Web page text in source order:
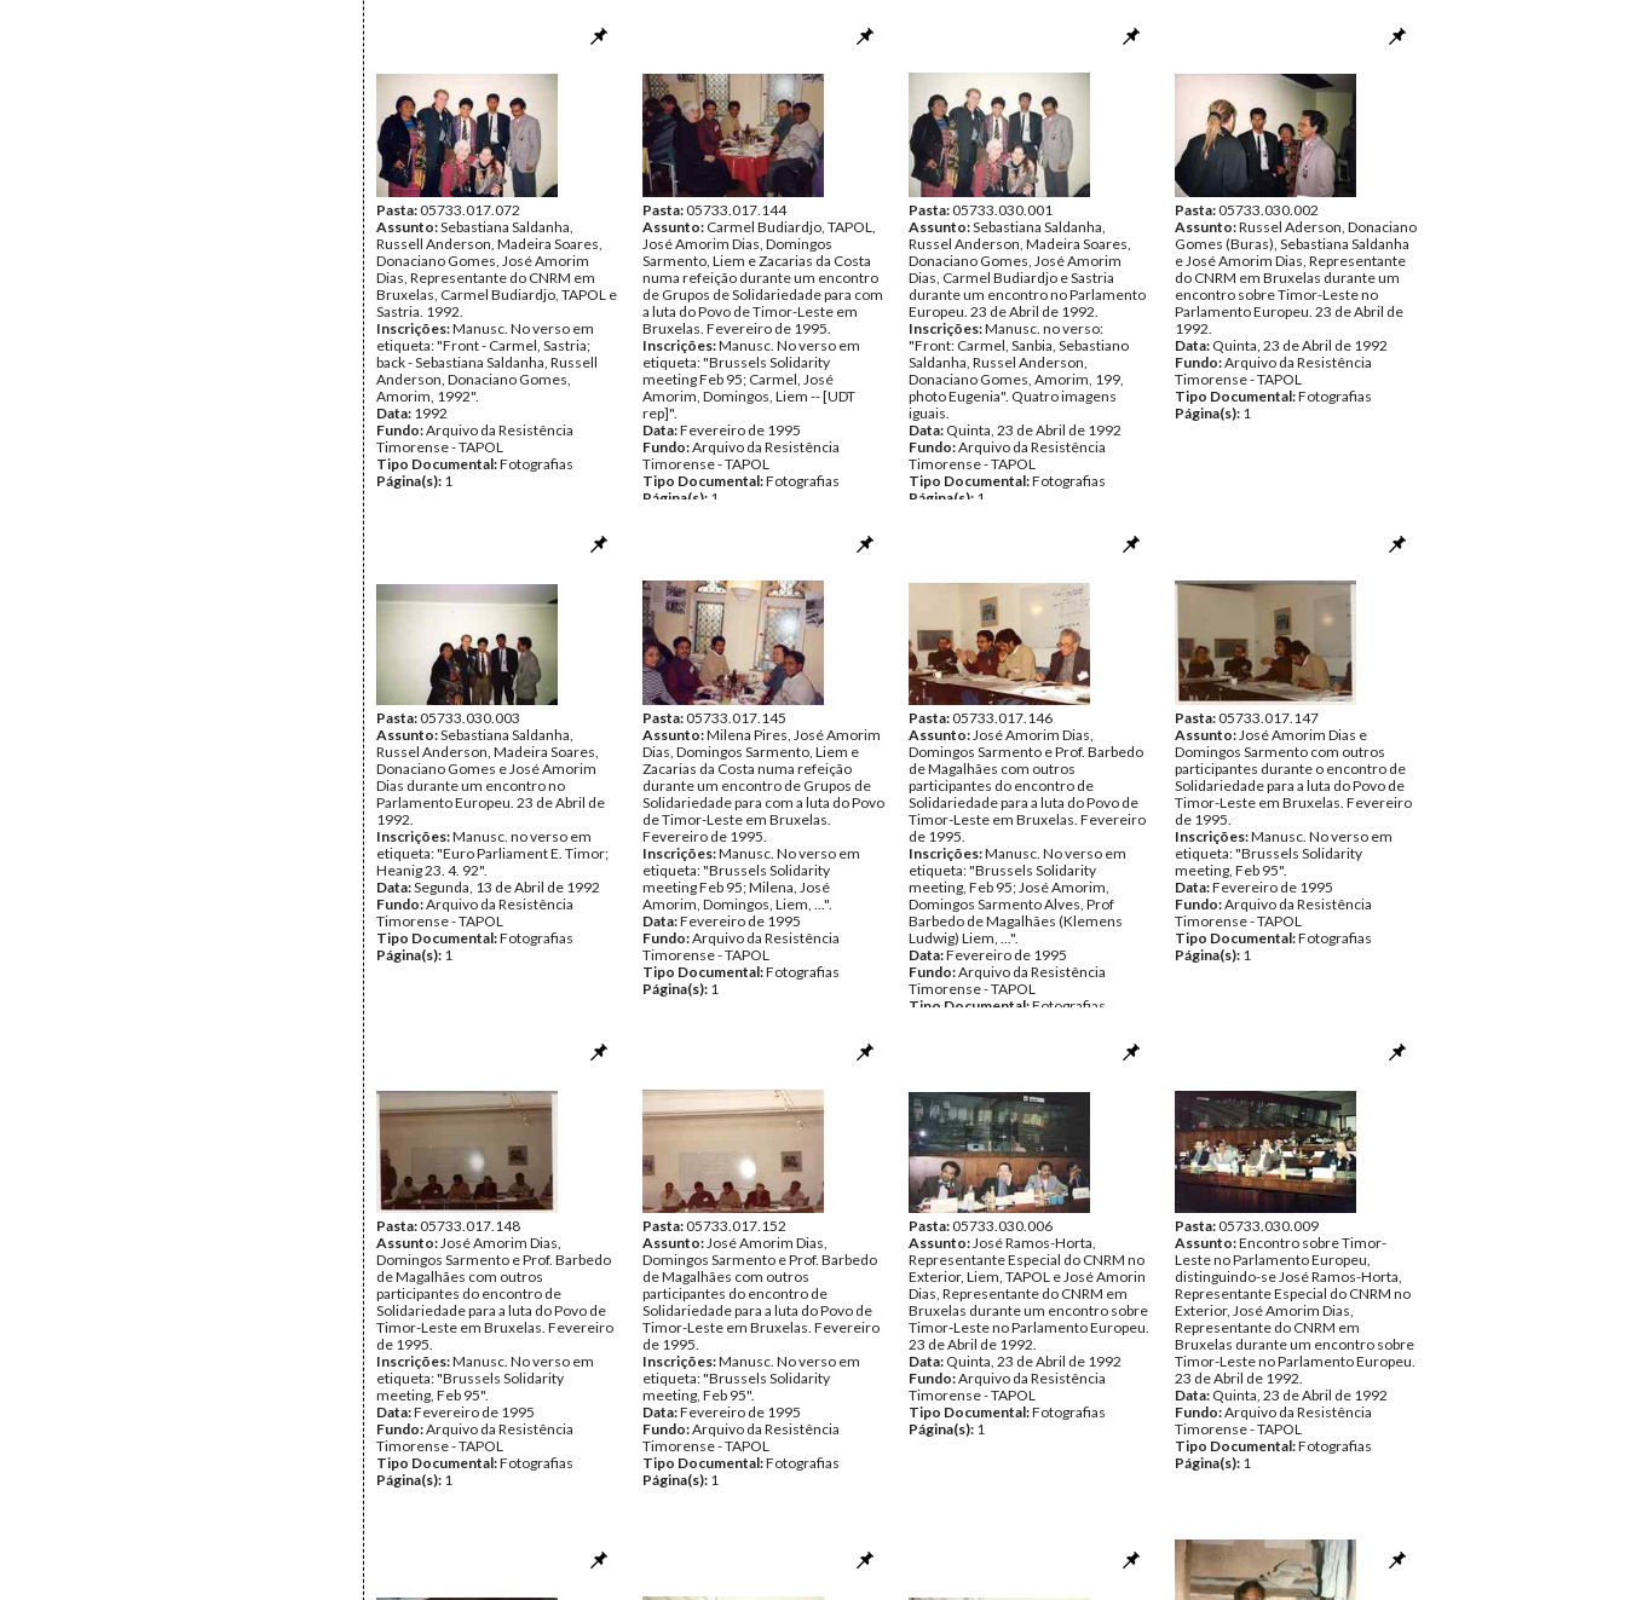
Timorense - TAPOL
Tipo Documental:Fotografias
Página(s):1
Tipo Documental:Fotografias
Página(s):1
Pasta:05733.017.072
Assunto:Sebastiana Saldanha,
Russell Anderson, Madeira Soares,
Donaciano Gomes, José Amorim
Dias, Representante do CNRM em
Bruxelas, Carmel Budiardjo, TAPOL e
Sastria. 1992.
Inscrições:Manusc. No verso em
etiqueta: "Front - Carmel, Sastria;
back - Sebastiana Saldanha, Russell
Anderson, Donaciano Gomes,
Amorim, 1992".
Data: 1992
Fundo:Arquivo da Resistência
Timorense - TAPOL
Tipo Documental:Fotografias
Página(s): 1
Pasta:05733.017.144
Assunto: Carmel Budiardjo, TAPOL,
José Amorim Dias, Domingos
Sarmento, Liem e Zacarias da Costa
numa refeição durante um encontro
de Grupos de Solidariedade para com
a luta do Povo de Timor-Leste em
Bruxelas. Fevereiro de 1995.
Inscrições:Manusc. No verso em
etiqueta: "Brussels Solidarity
meeting Feb 95; Carmel, José
Amorim, Domingos, Liem -- [UDT
rep]".
Data:Fevereiro de 1995
Fundo:Arquivo da Resistência
Timorense - TAPOL
Tipo Documental:Fotografias
Página(s): 1
Pasta:05733.030.001
Assunto:Sebastiana Saldanha,
Russel Anderson, Madeira Soares,
Donaciano Gomes, José Amorim
Dias, Carmel Budiardjo e Sastria
durante um encontro no Parlamento
Europeu. 23 de Abril de 1992.
Inscrições:Manusc. no verso:
"Front: Carmel, Sanbia, Sebastiano
Saldanha, Russel Anderson,
Donaciano Gomes, Amorim, 199,
photo Eugenia". Quatro imagens
iguais.
Data: Quinta, 23 de Abril de 1992
Fundo:Arquivo da Resistência
Timorense - TAPOL
Tipo Documental:Fotografias
Página(s): 1
Pasta:05733.030.002
Assunto:Russel Aderson, Donaciano
Gomes (Buras), Sebastiana Saldanha
e José Amorim Dias, Representante
do CNRM em Bruxelas durante um
encontro sobre Timor-Leste no
Parlamento Europeu. 23 de Abril de
1992.
Data: Quinta, 23 de Abril de 1992
Fundo:Arquivo da Resistência
Timorense - TAPOL
Tipo Documental:Fotografias
Página(s): 1
Pasta:05733.030.003
Assunto:Sebastiana Saldanha,
Russel Anderson, Madeira Soares,
Donaciano Gomes e José Amorim
Dias durante um encontro no
Parlamento Europeu. 23 de Abril de
1992.
Inscrições:Manusc. no verso em
etiqueta: "Euro Parliament E. Timor;
Heanig 23. 4. 92".
Data:Segunda, 13 de Abril de 1992
Fundo:Arquivo da Resistência
Timorense - TAPOL
Tipo Documental:Fotografias
Página(s): 1
Pasta:05733.017.145
Assunto:Milena Pires, José Amorim
Dias, Domingos Sarmento, Liem e
Zacarias da Costa numa refeição
durante um encontro de Grupos de
Solidariedade para com a luta do Povo
de Timor-Leste em Bruxelas.
Fevereiro de 1995.
Inscrições:Manusc. No verso em
etiqueta: "Brussels Solidarity
meeting Feb 95; Milena, José
Amorim, Domingos, Liem, ...".
Data:Fevereiro de 1995
Fundo:Arquivo da Resistência
Timorense - TAPOL
Tipo Documental:Fotografias
Página(s): 1
Pasta:05733.017.146
Assunto:José Amorim Dias,
Domingos Sarmento e Prof. Barbedo
de Magalhães com outros
participantes do encontro de
Solidariedade para a luta do Povo de
Timor-Leste em Bruxelas. Fevereiro
de 1995.
Inscrições:Manusc. No verso em
etiqueta: "Brussels Solidarity
meeting, Feb 95; José Amorim,
Domingos Sarmento Alves, Prof
Barbedo de Magalhães (Klemens
Ludwig) Liem, ...".
Data:Fevereiro de 1995
Fundo:Arquivo da Resistência
Timorense - TAPOL
Tipo Documental:Fotografias
Pasta:05733.017.147
Assunto:José Amorim Dias e
Domingos Sarmento com outros
participantes durante o encontro de
Solidariedade para a luta do Povo de
Timor-Leste em Bruxelas. Fevereiro
de 1995.
Inscrições:Manusc. No verso em
etiqueta: "Brussels Solidarity
meeting, Feb 95".
Data:Fevereiro de 1995
Fundo:Arquivo da Resistência
Timorense - TAPOL
Tipo Documental:Fotografias
Página(s): 1
Pasta:05733.017.148
Assunto:José Amorim Dias,
Domingos Sarmento e Prof. Barbedo
de Magalhães com outros
participantes do encontro de
Solidariedade para a luta do Povo de
Timor-Leste em Bruxelas. Fevereiro
de 1995.
Inscrições:Manusc. No verso em
etiqueta: "Brussels Solidarity
meeting, Feb 95".
Data:Fevereiro de 1995
Fundo:Arquivo da Resistência
Timorense - TAPOL
Tipo Documental:Fotografias
Página(s): 1
Pasta:05733.017.152
Assunto:José Amorim Dias,
Domingos Sarmento e Prof. Barbedo
de Magalhães com outros
participantes do encontro de
Solidariedade para a luta do Povo de
Timor-Leste em Bruxelas. Fevereiro
de 1995.
Inscrições:Manusc. No verso em
etiqueta: "Brussels Solidarity
meeting, Feb 95".
Data:Fevereiro de 1995
Fundo:Arquivo da Resistência
Timorense - TAPOL
Tipo Documental:Fotografias
Página(s): 1
Pasta:05733.030.006
Assunto:José Ramos-Horta,
Representante Especial do CNRM no
Exterior, Liem, TAPOL e José Amorin
Dias, Representante do CNRM em
Bruxelas durante um encontro sobre
Timor-Leste no Parlamento Europeu.
23 de Abril de 1992.
Data: Quinta, 23 de Abril de 1992
Fundo:Arquivo da Resistência
Timorense - TAPOL
Tipo Documental:Fotografias
Página(s): 1
Pasta:05733.030.009
Assunto:Encontro sobre Timor-
Leste no Parlamento Europeu,
distinguindo-se José Ramos-Horta,
Representante Especial do CNRM no
Exterior, José Amorim Dias,
Representante do CNRM em
Bruxelas durante um encontro sobre
Timor-Leste no Parlamento Europeu.
23 de Abril de 1992.
Data: Quinta, 23 de Abril de 1992
Fundo:Arquivo da Resistência
Timorense - TAPOL
Tipo Documental:Fotografias
Página(s): 1